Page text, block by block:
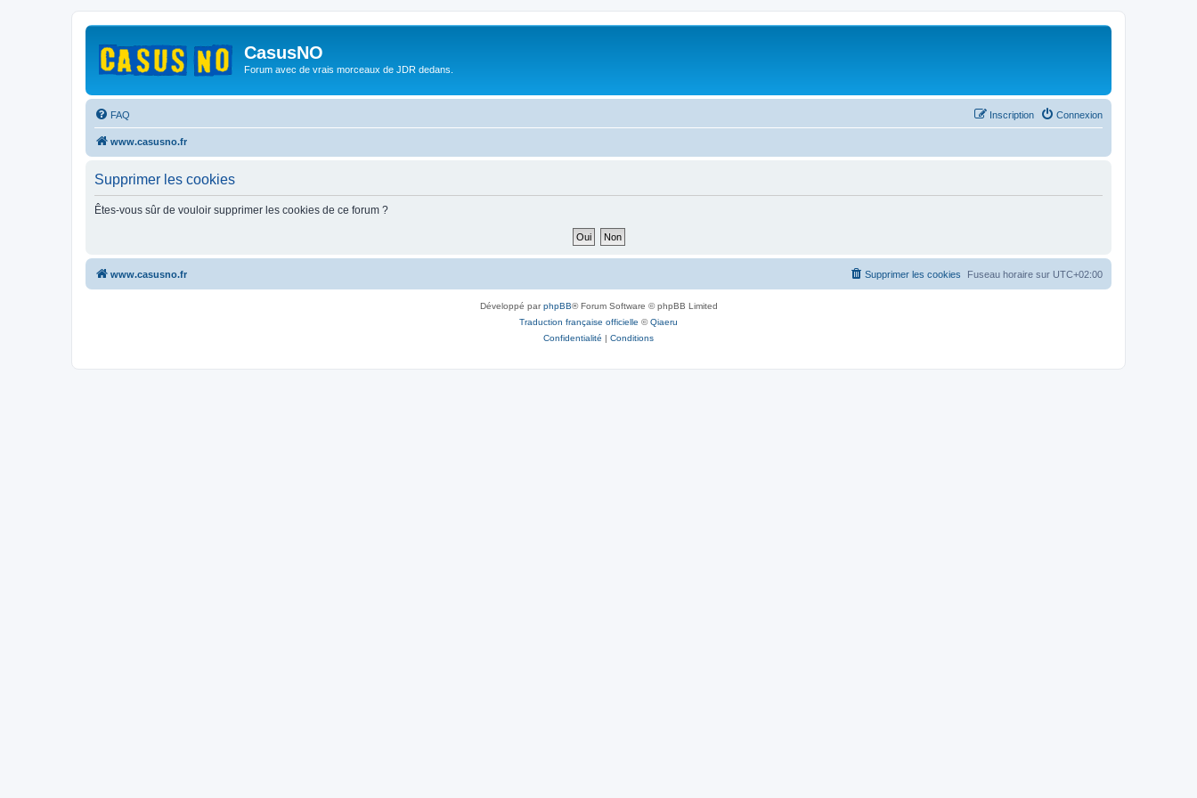
CasusNO
Forum avec de vrais morceaux de JDR dedans.
FAQ Connexion
Inscription
www.casusno.fr
Supprimer les cookies
Êtes-vous sûr de vouloir supprimer les cookies de ce forum ?
www.casusno.fr Fuseau horaire sur UTC+02:00
Supprimer les cookies
Développé parphpBB® Forum Software © phpBB Limited
Traduction française officielle ©Qiaeru
Confidentialité | Conditions